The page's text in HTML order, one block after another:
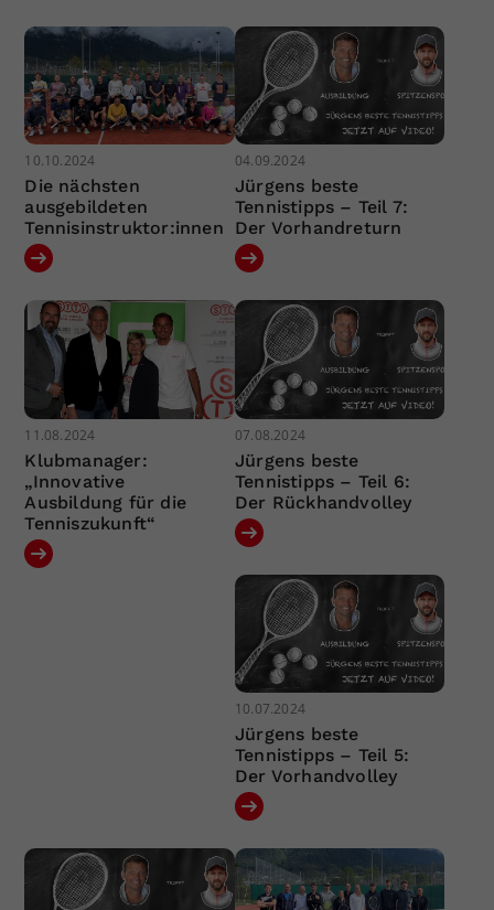
10.10.2024
Die nächsten
ausgebildeten
Tennisinstruktor:innen
04.09.2024
Jürgens beste
Tennistipps – Teil 7:
Der Vorhandreturn
11.08.2024
Klubmanager:
„Innovative
Ausbildung für die
Tenniszukunft“
07.08.2024
Jürgens beste
Tennistipps – Teil 6:
Der Rückhandvolley
10.07.2024
Jürgens beste
Tennistipps – Teil 5:
Der Vorhandvolley